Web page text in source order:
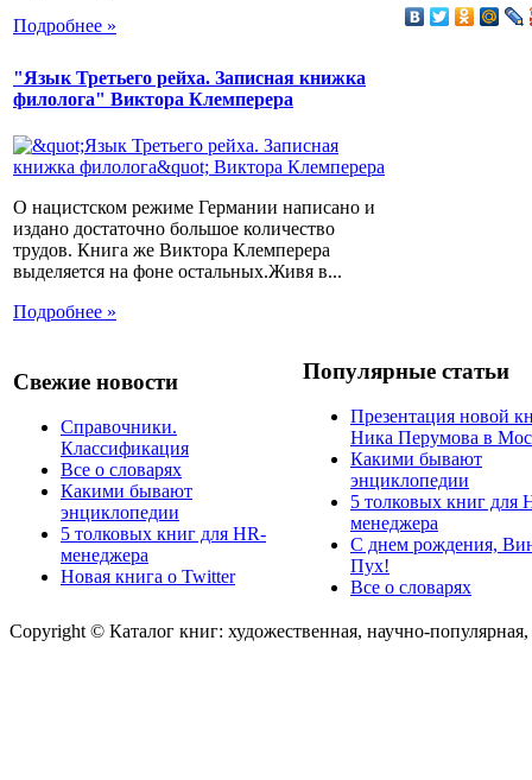
Подробнее »
"Язык Третьего рейха. Записная книжка
филолога" Виктора Клемперера
О нацистском режиме Германии написано и
издано достаточно большое количество
трудов. Книга же Виктора Клемперера
выделяется на фоне остальных.Живя в...
Подробнее »
Свежие новости
Справочники.
Классификация
Все о словарях
Какими бывают
энциклопедии
5 толковых книг для HR-
менеджера
Новая книга о Twitter
Популярные статьи
Презентация новой
Ника Перумова в
Какими бывают
энциклопедии
5 толковых книг для
менеджера
С днем рождения,
Пух!
Все о словарях
Copyright © Каталог книг: художественная, научно-